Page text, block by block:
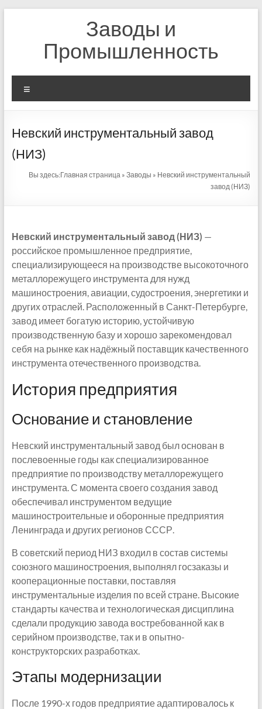
Заводы и
Промышленность
Невский инструментальный завод
(НИЗ)
Вы здесь:Главная страница »Заводы » Невский инструментальный
завод (НИЗ)
Невский инструментальный завод (НИЗ) —
российское промышленное предприятие,
специализирующееся на производстве высокоточного
металлорежущего инструмента для нужд
машиностроения, авиации, судостроения, энергетики и
других отраслей. Расположенный в Санкт-Петербурге,
завод имеет богатую историю, устойчивую
производственную базу и хорошо зарекомендовал
себя на рынке как надёжный поставщик качественного
инструмента отечественного производства.
История предприятия
Основание и становление
Невский инструментальный завод был основан в
послевоенные годы как специализированное
предприятие по производству металлорежущего
инструмента. С момента своего создания завод
обеспечивал инструментом ведущие
машиностроительные и оборонные предприятия
Ленинграда и других регионов СССР.
В советский период НИЗ входил в состав системы
союзного машиностроения, выполнял госзаказы и
кооперационные поставки, поставляя
инструментальные изделия по всей стране. Высокие
стандарты качества и технологическая дисциплина
сделали продукцию завода востребованной как в
серийном производстве, так и в опытно-
конструкторских разработках.
Этапы модернизации
После 1990-х годов предприятие адаптировалось к